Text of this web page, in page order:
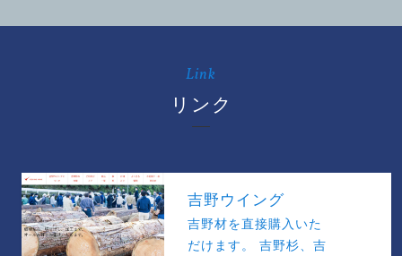
Link
リンク
吉野ウイング
吉野材を直接購入いた
だけます。 吉野杉、吉